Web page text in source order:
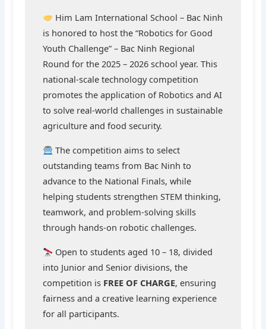
Him Lam International School – Bac Ninh
is honored to host the “Robotics for Good
Youth Challenge” – Bac Ninh Regional
Round for the 2025 – 2026 school year. This
national-scale technology competition
promotes the application of Robotics and AI
to solve real-world challenges in sustainable
agriculture and food security.
The competition aims to select
outstanding teams from Bac Ninh to
advance to the National Finals, while
helping students strengthen STEM thinking,
teamwork, and problem-solving skills
through hands-on robotic challenges.
Open to students aged 10 – 18, divided
into Junior and Senior divisions, the
competition is FREE OF CHARGE, ensuring
fairness and a creative learning experience
for all participants.